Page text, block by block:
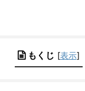
もくじ [表示]